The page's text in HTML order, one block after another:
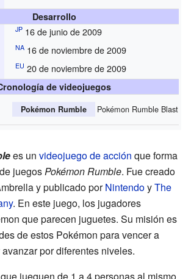
Desarrollo
JP16 de junio de 2009
NA16 de noviembre de 2009
EU 20 de noviembre de 2009
de videojuegos
Pokémon Rumble Pokémon Rumble Blast
es un videojuego de acción que forma
juegosPokémon Rumble. Fue creado
y publicado porNintendoyThe
. En este juego, los jugadores
que parecen juguetes. Su misión es
de estos Pokémon para vencer a
por diferentes niveles.
jueguen de 1 a 4 personas al mismo